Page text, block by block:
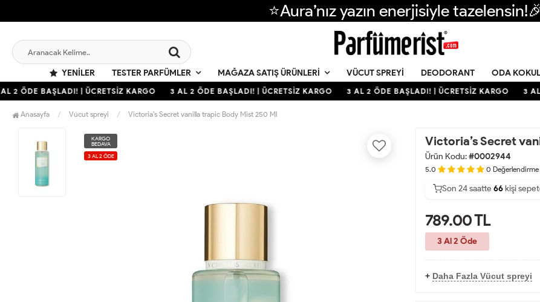
⭐Aura’nız yazın enerjisiyle
YENILER
TESTER PARFÜMLER MAĞAZA SATIŞ ÜRÜNLERI VÜCUT SPREYI DEODORANT ODA
2 ÖDE BAŞLADI! | ÜCRETSİZ KARGO 3 AL 2 ÖDE BAŞLADI! | ÜCRETSİZ KARGO 3 AL 2 ÖDE BAŞLADI! | ÜCRETSİZ KARGO 3 AL
Anasayfa Vücut spreyi Victoria’s Secret vanilla trapic Body Mist 250 Ml
KARGO
BEDAVA
3 AL 2 ÖDE
Victoria’s Secret
Ürün Kodu:#0002944
5.0 0 Değerlendirme
42
Son 24 saatte 67kişi
Son 24 saatte 29kişi satın
789.00TL
3 Al 2 Öde
+ Daha Fazla Vücut spreyi